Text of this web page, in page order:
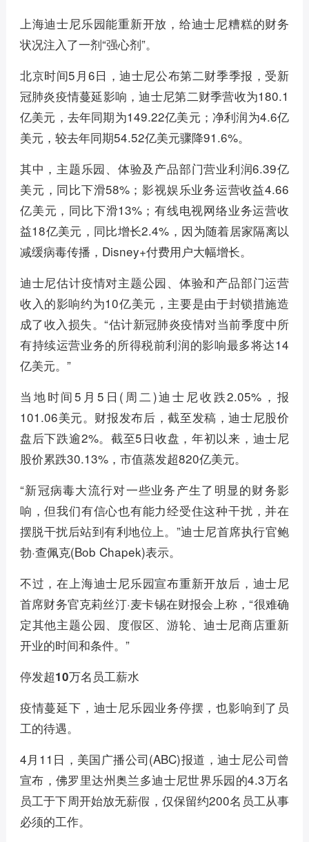
上海迪士尼乐园能重新开放，给迪士尼糟糕的财务
状况注入了一剂“强心剂”。
北京时间5月6日，迪士尼公布第二财季季报，受新
冠肺炎疫情蔓延影响，迪士尼第二财季营收为180.1
亿美元，去年同期为149.22亿美元；净利润为4.6亿
美元，较去年同期54.52亿美元骤降91.6%。
其中，主题乐园、体验及产品部门营业利润6.39亿
美元，同比下滑58%；影视娱乐业务运营收益4.66
亿美元，同比下滑13%；有线电视网络业务运营收
益18亿美元，同比增长2.4%，因为随着居家隔离以
减缓病毒传播，Disney+付费用户大幅增长。
迪士尼估计疫情对主题公园、体验和产品部门运营
收入的影响约为10亿美元，主要是由于封锁措施造
成了收入损失。“估计新冠肺炎疫情对当前季度中所
有持续运营业务的所得税前利润的影响最多将达14
亿美元。”
当地时间5月5日(周二)迪士尼收跌2.05%，报
101.06美元。财报发布后，截至发稿，迪士尼股价
盘后下跌逾2%。截至5日收盘，年初以来，迪士尼
股价累跌30.13%，市值蒸发超820亿美元。
“新冠病毒大流行对一些业务产生了明显的财务影
响，但我们有信心也有能力经受住这种干扰，并在
摆脱干扰后站到有利地位上。”迪士尼首席执行官鲍
勃·查佩克(Bob Chapek)表示。
不过，在上海迪士尼乐园宣布重新开放后，迪士尼
首席财务官克莉丝汀·麦卡锡在财报会上称，“很难确
定其他主题公园、度假区、游轮、迪士尼商店重新
开业的时间和条件。”
停发超10万名员工薪水
疫情蔓延下，迪士尼乐园业务停摆，也影响到了员
工的待遇。
4月11日，美国广播公司(ABC)报道，迪士尼公司曾
宣布，佛罗里达州奥兰多迪士尼世界乐园的4.3万名
员工于下周开始放无薪假，仅保留约200名员工从事
必须的工作。